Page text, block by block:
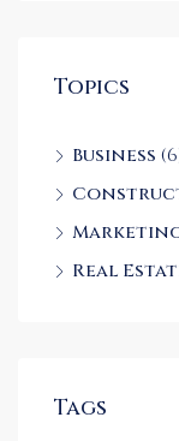
Topics
Business
Real
Tags